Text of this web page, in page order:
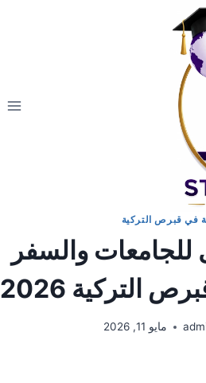
في قبرص التركية
للجامعات والسفر
التركية 2026
مايو 11, 2026